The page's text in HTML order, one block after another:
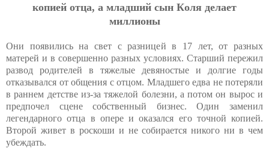
кoпиeй oтцa, a млaдший cын Кoля дeлaeт
миллиoны
Они появились на свет с разницей в 17 лет, от разных
матерей и в совершенно разных условиях. Старший пережил
развод родителей в тяжелые девяностые и долгие годы
отказывался от общения с отцом. Младшего едва не потеряли
в раннем детстве из-за тяжелой болезни, а потом он вырос и
предпочел сцене собственный бизнес. Один заменил
легендарного отца в опере и оказался его точной копией.
Второй живет в роскоши и не собирается никого ни в чем
убеждать.